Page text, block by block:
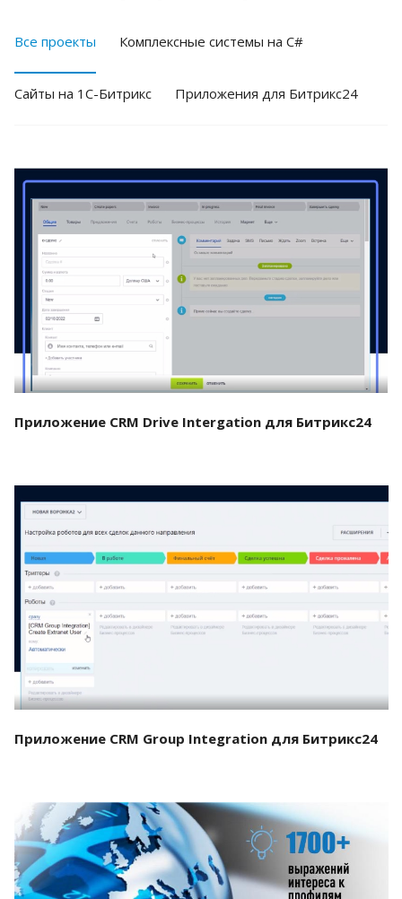
Все проекты Комплексные системы на C#
Cайты на 1С-Битрикс Приложения для Битрикс24
Смотреть проект
Приложение CRM Drive Intergation для Битрикс24
Смотреть проект
Приложение CRM Group Integration для Битрикс24